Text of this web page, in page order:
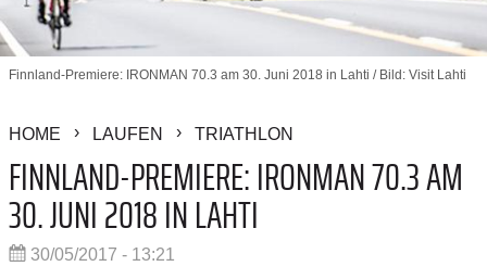
Finnland-Premiere: IRONMAN 70.3 am 30. Juni 2018 in Lahti / Bild: Visit Lahti
HOME LAUFEN TRIATHLON
FINNLAND-PREMIERE: IRONMAN 70.3 AM
30. JUNI 2018 IN LAHTI
30/05/2017 - 13:21